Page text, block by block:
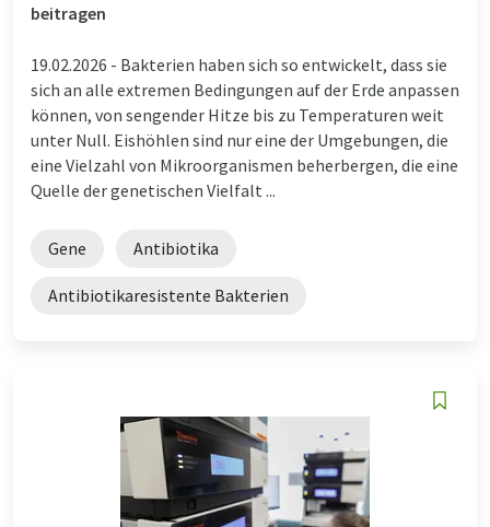
beitragen
19.02.2026 - Bakterien haben sich so entwickelt, dass sie
sich an alle extremen Bedingungen auf der Erde anpassen
können, von sengender Hitze bis zu Temperaturen weit
unter Null. Eishöhlen sind nur eine der Umgebungen, die
eine Vielzahl von Mikroorganismen beherbergen, die eine
Quelle der genetischen Vielfalt ...
Gene Antibiotika
Antibiotikaresistente Bakterien